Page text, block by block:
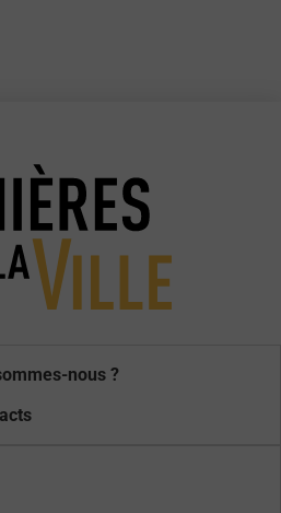
nous ?